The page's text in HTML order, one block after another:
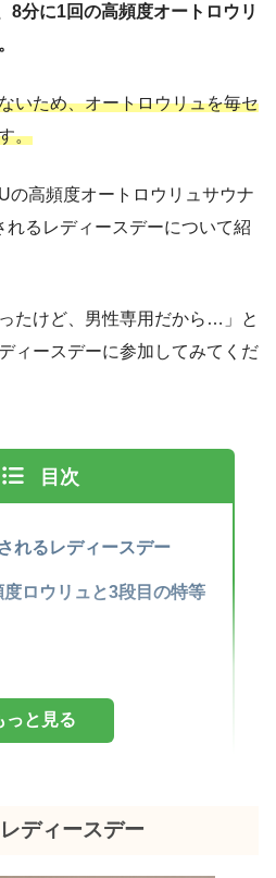
8分に1回の高頻度オートロウリ
いため、オートロウリュを毎セ
。
の高頻度オートロウリュサウナ
るレディースデーについて紹
たけど、男性専用だから…」と
ィースデーに参加してみてくだ
目次
れるレディースデー
ロウリュと3段目の特等
っと見る
ディースデー